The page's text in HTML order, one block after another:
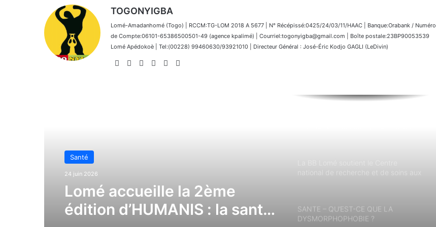
TOGONYIGBA
Lomé-Amadanhomé (Togo) | RCCM:TG-LOM 2018 A 5677 | N° Récépissé:0425/24/03/11/HAAC | Banque:Orabank / Numéro
de Compte:06101-65386500501-49 (agence kpalimé) | Courriel:togonyigba@gmail.com | Boîte postale:23BP90053539
Lomé Apédokoè | Tel:(00228) 99460630/93921010 | Directeur Général : José-Éric Kodjo GAGLI (LeDivin)
WebsiteFacebook
X LinkedinInstagram
24 juin 2026
Santé
La BB Lomé soutient le
SANTE – QU’EST-CE QUE LA
DYSMORPHOPHOBIE ?